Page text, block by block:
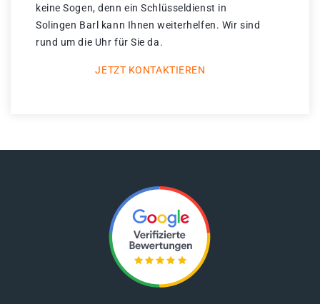
keine Sogen, denn ein Schlüsseldienst in
Solingen Barl kann Ihnen weiterhelfen. Wir sind
rund um die Uhr für Sie da.
JETZT KONTAKTIEREN